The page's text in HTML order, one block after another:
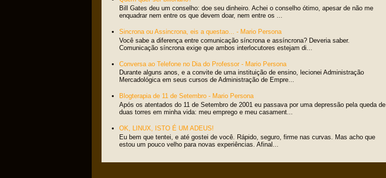
Bill Gates deu um conselho: doe seu dinheiro. Achei o conselho ótimo, apesar de não me
enquadrar nem entre os que devem doar, nem entre os ...
Sincrona ou Assincrona, eis a questao... - Mario Persona
Você sabe a diferença entre comunicação síncrona e assíncrona? Deveria saber.
Comunicação síncrona exige que ambos interlocutores estejam di...
Conversa ao Telefone no Dia do Professor - Mario Persona
Durante alguns anos, e a convite de uma instituição de ensino, lecionei Administração
Mercadológica em seus cursos de Administração de Empre...
Blogterapia de 11 de Setembro - Mario Persona
Após os atentados do 11 de Setembro de 2001 eu passava por uma depressão pela queda de
duas torres em minha vida: meu emprego e meu casament...
OK, LINUX, ISTO É UM ADEUS!
Eu bem que tentei, e até gostei de você. Rápido, seguro, firme nas curvas. Mas acho que
estou um pouco velho para novas experiências. Afinal...